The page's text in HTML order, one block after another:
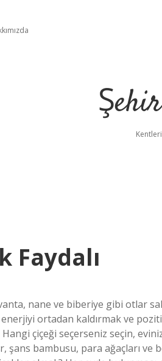
Faydalı
nane ve biberiye gibi otlar
ortadan kaldırmak ve
çiçeği seçerseniz seçin,
şans bambusu, para ağaçları ve